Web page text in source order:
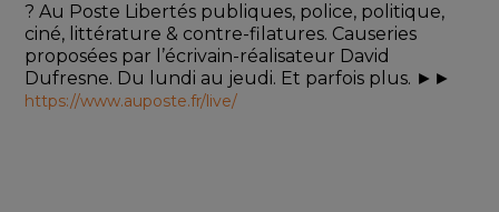
? Au Poste Libertés publiques, police, politique,
ciné, littérature & contre-filatures. Causeries
proposées par l’écrivain-réalisateur David
https://www.auposte.fr/live/